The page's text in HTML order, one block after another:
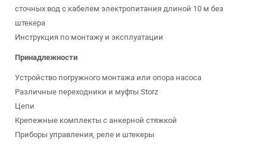
сточных вод с кабелем электропитания длиной 10 м без
штекера
Инструкция по монтажу и эксплуатации
Принадлежности
Устройство погружного монтажа или опора насоса
Различные переходники и муфты Storz
Цепи
Крепежные комплекты с анкерной стяжкой
Приборы управления, реле и штекеры